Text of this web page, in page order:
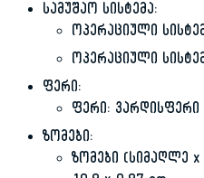
სამუშაო სისტემა:
ოპერაციული
ოპერაციული
ფერი:
ფერი: ვარდისფერი
ზომები:
ზომები (სიმაღლე x